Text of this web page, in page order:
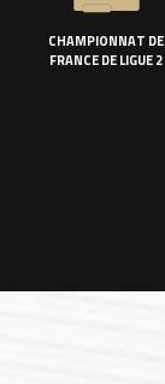
CHAMPIONNAT DE
FRANCE DE LIGUE 2